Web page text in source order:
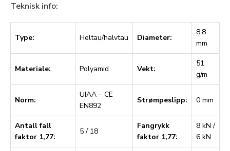
Teknisk info:
Type: Heltau/halvtau Diameter:
8,8
mm
Materiale: Polyamid Vekt:
51
g/m
Norm:
UIAA – CE
EN892
Strømpeslipp: 0 mm
Antall fall
faktor 1,77:
5 / 18
Fangrykk
faktor 1,77:
8 kN /
6 kN